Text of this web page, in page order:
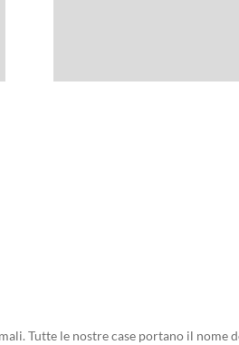
Tutte le nostre case portano il nome